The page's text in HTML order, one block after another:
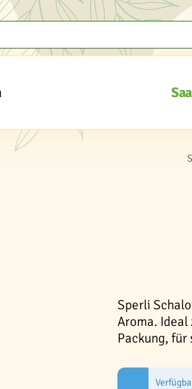
Sperli
Aroma.
Packung,